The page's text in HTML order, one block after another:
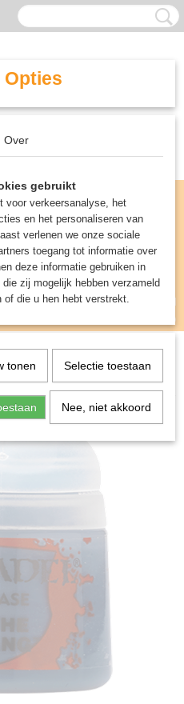
UW WINKELWAGEN
(0)
Citadel
Base: The Fang
Over
gebruikt
voor verkeersanalyse, het
en het personaliseren van
verlenen we onze sociale
toegang tot informatie over
deze informatie gebruiken in
zij mogelijk hebben verzameld
die u hen hebt verstrekt.
tonen Selectie toestaan
Nee, niet akkoord